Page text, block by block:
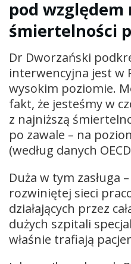
pod względem
śmiertelności
Dr Dworzański
interwencyjna jest w
wysokim poziomie.
fakt, że jesteśmy w
z najniższą
po zawale – na
(według danych
Duża w tym zasługa
rozwiniętej sieci
działających przez
dużych szpitali
właśnie trafiają